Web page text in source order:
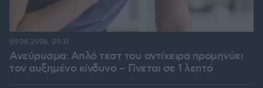
Ανεύρυσμα: Απλό τεστ του αντίχειρα προμηνύει
τον αυξημένο κίνδυνο – Γίνεται σε 1 λεπτό
09.08.2026, 09:31